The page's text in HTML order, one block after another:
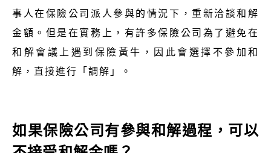
事人在保險公司派人參與的情況下，重新洽談和解
金額。但是在實務上，有許多保險公司為了避免在
和解會議上遇到保險黃牛，因此會選擇不參加和
解，直接進行「調解」。
如果保險公司有參與和解過程，可以